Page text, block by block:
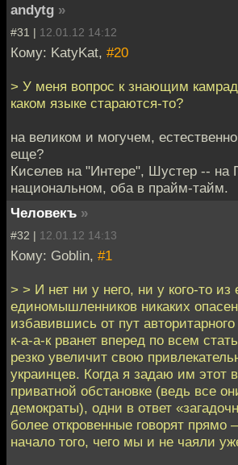
andytg »
#31 | 12.01.12 14:12
Кому: KatyKat, #20
> У меня вопрос к знающим
каком языке стараются-то?
на великом и могучем,
еще?
Киселев на "Интере", Шустер -- на
национальном, оба в прайм-тайм.
Человекъ »
#32 | 12.01.12 14:13
Кому: Goblin, #1
> > И нет ни у него, ни у кого-то из
единомышленников никаких
избавившись от пут
к-а-а-к рванет вперед по всем
резко увеличит свою
украинцев. Когда я задаю им этот
приватной обстановке (ведь все
демократы), одни в ответ
более откровенные говорят прямо
начало того, чего мы и не чаяли